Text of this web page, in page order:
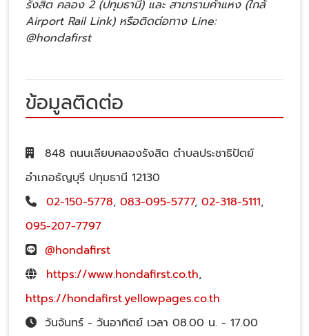
รังสิต คลอง 2 (ปทุมธานี) และ สาขารามคำแหง (ใกล้
Airport Rail Link) หรือติดต่อทาง Line:
@hondafirst
ข้อมูลติดต่อ
848 ถนนเลียบคลองรังสิต ตำบลประชาธิปัตย์
อำเภอธัญบุรี ปทุมธานี 12130
02-150-5778, 083-095-5777, 02-318-5111,
095-207-7797
@hondafirst
https://www.hondafirst.co.th,
https://hondafirst.yellowpages.co.th
วันจันทร์ - วันอาทิตย์ เวลา 08.00 น. - 17.00